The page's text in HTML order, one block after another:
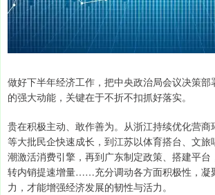
做好下半年经济工作，把中央政治局会议决策部
的强大动能，关键在于不折不扣抓好落实。
贵在积极主动、敢作善为。从浙江持续优化营
等大批民企快速成长，到江苏以体育搭台、文旅
潮激活消费引擎，再到广东制定政策、搭建平台
转内销提速增量……充分调动各方面积极性，凝
力，才能增强经济发展的韧性与活力。